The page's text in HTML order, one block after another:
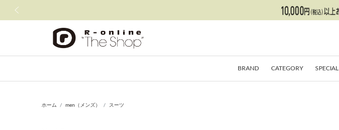
BRAND CATEGORY SPECIAL
ホーム men（メンズ） スーツ